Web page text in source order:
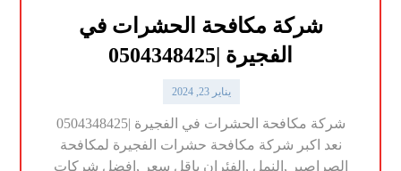
شركة مكافحة الحشرات في
الفجيرة |0504348425
يناير 23, 2024
شركة مكافحة الحشرات في الفجيرة |0504348425
نعد اكبر شركة مكافحة حشرات الفجيرة لمكافحة
الصراصير ,النمل ,الفئران باقل سعر ,افضل شركات